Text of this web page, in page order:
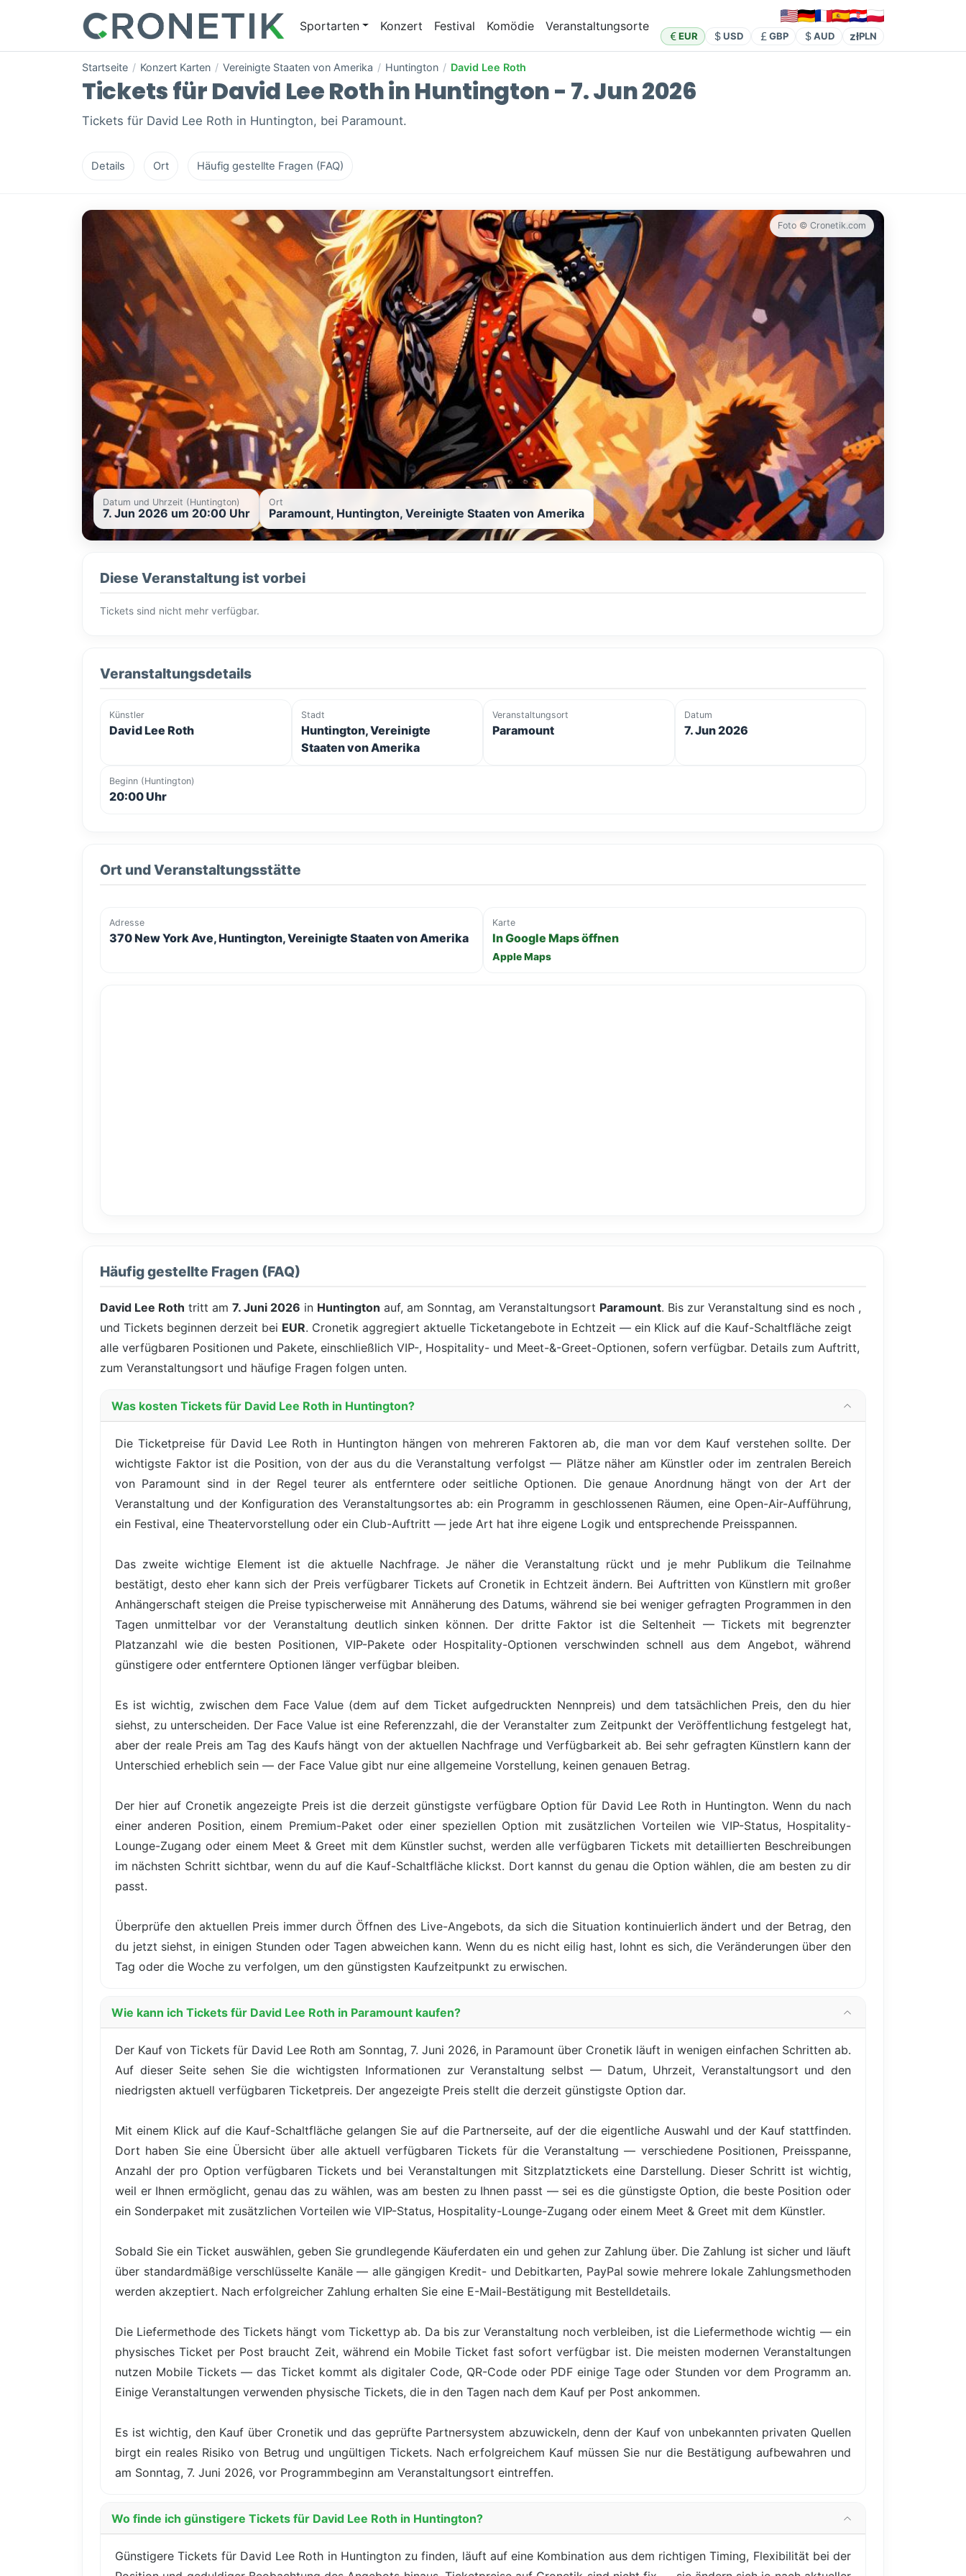
Sportarten Konzert Festival Komödie Veranstaltungsorte
EUR USD GBP AUD złPLN
Startseite / Konzert Karten / Vereinigte Staaten von Amerika / Huntington / David Lee Roth
Tickets für David Lee Roth in Huntington - 7. Jun 2026
Tickets für David Lee Roth in Huntington, bei Paramount.
Details Ort Häufig gestellte Fragen (FAQ)
Foto © Cronetik.com
Datum und Uhrzeit (Huntington)
7. Jun 2026 um 20:00 Uhr
Ort
Paramount, Huntington, Vereinigte Staaten von Amerika
Diese Veranstaltung ist vorbei
Tickets sind nicht mehr verfügbar.
Veranstaltungsdetails
Künstler
David Lee Roth
Stadt
Huntington, Vereinigte
Staaten von Amerika
Veranstaltungsort
Paramount
Datum
7. Jun 2026
Beginn (Huntington)
20:00 Uhr
Ort und Veranstaltungsstätte
Adresse
370 New York Ave, Huntington, Vereinigte Staaten von Amerika
Karte
In Google Maps öffnen
Apple Maps
Häufig gestellte Fragen (FAQ)
David Lee Roth tritt am 7. Juni 2026 in Huntington auf, am Sonntag, am Veranstaltungsort Paramount. Bis zur Veranstaltung sind es noch ,
und Tickets beginnen derzeit bei EUR. Cronetik aggregiert aktuelle Ticketangebote in Echtzeit — ein Klick auf die Kauf-Schaltfläche zeigt
alle verfügbaren Positionen und Pakete, einschließlich VIP-, Hospitality- und Meet-&-Greet-Optionen, sofern verfügbar. Details zum Auftritt,
zum Veranstaltungsort und häufige Fragen folgen unten.
Was kosten Tickets für David Lee Roth in Huntington?
Die Ticketpreise für David Lee Roth in Huntington hängen von mehreren Faktoren ab, die man vor dem Kauf verstehen sollte. Der
wichtigste Faktor ist die Position, von der aus du die Veranstaltung verfolgst — Plätze näher am Künstler oder im zentralen Bereich
von Paramount sind in der Regel teurer als entferntere oder seitliche Optionen. Die genaue Anordnung hängt von der Art der
Veranstaltung und der Konfiguration des Veranstaltungsortes ab: ein Programm in geschlossenen Räumen, eine Open-Air-Aufführung,
ein Festival, eine Theatervorstellung oder ein Club-Auftritt — jede Art hat ihre eigene Logik und entsprechende Preisspannen.
Das zweite wichtige Element ist die aktuelle Nachfrage. Je näher die Veranstaltung rückt und je mehr Publikum die Teilnahme
bestätigt, desto eher kann sich der Preis verfügbarer Tickets auf Cronetik in Echtzeit ändern. Bei Auftritten von Künstlern mit großer
Anhängerschaft steigen die Preise typischerweise mit Annäherung des Datums, während sie bei weniger gefragten Programmen in den
Tagen unmittelbar vor der Veranstaltung deutlich sinken können. Der dritte Faktor ist die Seltenheit — Tickets mit begrenzter
Platzanzahl wie die besten Positionen, VIP-Pakete oder Hospitality-Optionen verschwinden schnell aus dem Angebot, während
günstigere oder entferntere Optionen länger verfügbar bleiben.
Es ist wichtig, zwischen dem Face Value (dem auf dem Ticket aufgedruckten Nennpreis) und dem tatsächlichen Preis, den du hier
siehst, zu unterscheiden. Der Face Value ist eine Referenzzahl, die der Veranstalter zum Zeitpunkt der Veröffentlichung festgelegt hat,
aber der reale Preis am Tag des Kaufs hängt von der aktuellen Nachfrage und Verfügbarkeit ab. Bei sehr gefragten Künstlern kann der
Unterschied erheblich sein — der Face Value gibt nur eine allgemeine Vorstellung, keinen genauen Betrag.
Der hier auf Cronetik angezeigte Preis ist die derzeit günstigste verfügbare Option für David Lee Roth in Huntington. Wenn du nach
einer anderen Position, einem Premium-Paket oder einer speziellen Option mit zusätzlichen Vorteilen wie VIP-Status, Hospitality-
Lounge-Zugang oder einem Meet & Greet mit dem Künstler suchst, werden alle verfügbaren Tickets mit detaillierten Beschreibungen
im nächsten Schritt sichtbar, wenn du auf die Kauf-Schaltfläche klickst. Dort kannst du genau die Option wählen, die am besten zu dir
passt.
Überprüfe den aktuellen Preis immer durch Öffnen des Live-Angebots, da sich die Situation kontinuierlich ändert und der Betrag, den
du jetzt siehst, in einigen Stunden oder Tagen abweichen kann. Wenn du es nicht eilig hast, lohnt es sich, die Veränderungen über den
Tag oder die Woche zu verfolgen, um den günstigsten Kaufzeitpunkt zu erwischen.
Wie kann ich Tickets für David Lee Roth in Paramount kaufen?
Der Kauf von Tickets für David Lee Roth am Sonntag, 7. Juni 2026, in Paramount über Cronetik läuft in wenigen einfachen Schritten ab.
Auf dieser Seite sehen Sie die wichtigsten Informationen zur Veranstaltung selbst — Datum, Uhrzeit, Veranstaltungsort und den
niedrigsten aktuell verfügbaren Ticketpreis. Der angezeigte Preis stellt die derzeit günstigste Option dar.
Mit einem Klick auf die Kauf-Schaltfläche gelangen Sie auf die Partnerseite, auf der die eigentliche Auswahl und der Kauf stattfinden.
Dort haben Sie eine Übersicht über alle aktuell verfügbaren Tickets für die Veranstaltung — verschiedene Positionen, Preisspanne,
Anzahl der pro Option verfügbaren Tickets und bei Veranstaltungen mit Sitzplatztickets eine Darstellung. Dieser Schritt ist wichtig,
weil er Ihnen ermöglicht, genau das zu wählen, was am besten zu Ihnen passt — sei es die günstigste Option, die beste Position oder
ein Sonderpaket mit zusätzlichen Vorteilen wie VIP-Status, Hospitality-Lounge-Zugang oder einem Meet & Greet mit dem Künstler.
Sobald Sie ein Ticket auswählen, geben Sie grundlegende Käuferdaten ein und gehen zur Zahlung über. Die Zahlung ist sicher und läuft
über standardmäßige verschlüsselte Kanäle — alle gängigen Kredit- und Debitkarten, PayPal sowie mehrere lokale Zahlungsmethoden
werden akzeptiert. Nach erfolgreicher Zahlung erhalten Sie eine E-Mail-Bestätigung mit Bestelldetails.
Die Liefermethode des Tickets hängt vom Tickettyp ab. Da bis zur Veranstaltung noch verbleiben, ist die Liefermethode wichtig — ein
physisches Ticket per Post braucht Zeit, während ein Mobile Ticket fast sofort verfügbar ist. Die meisten modernen Veranstaltungen
nutzen Mobile Tickets — das Ticket kommt als digitaler Code, QR-Code oder PDF einige Tage oder Stunden vor dem Programm an.
Einige Veranstaltungen verwenden physische Tickets, die in den Tagen nach dem Kauf per Post ankommen.
Es ist wichtig, den Kauf über Cronetik und das geprüfte Partnersystem abzuwickeln, denn der Kauf von unbekannten privaten Quellen
birgt ein reales Risiko von Betrug und ungültigen Tickets. Nach erfolgreichem Kauf müssen Sie nur die Bestätigung aufbewahren und
am Sonntag, 7. Juni 2026, vor Programmbeginn am Veranstaltungsort eintreffen.
Wo finde ich günstigere Tickets für David Lee Roth in Huntington?
Günstigere Tickets für David Lee Roth in Huntington zu finden, läuft auf eine Kombination aus dem richtigen Timing, Flexibilität bei der